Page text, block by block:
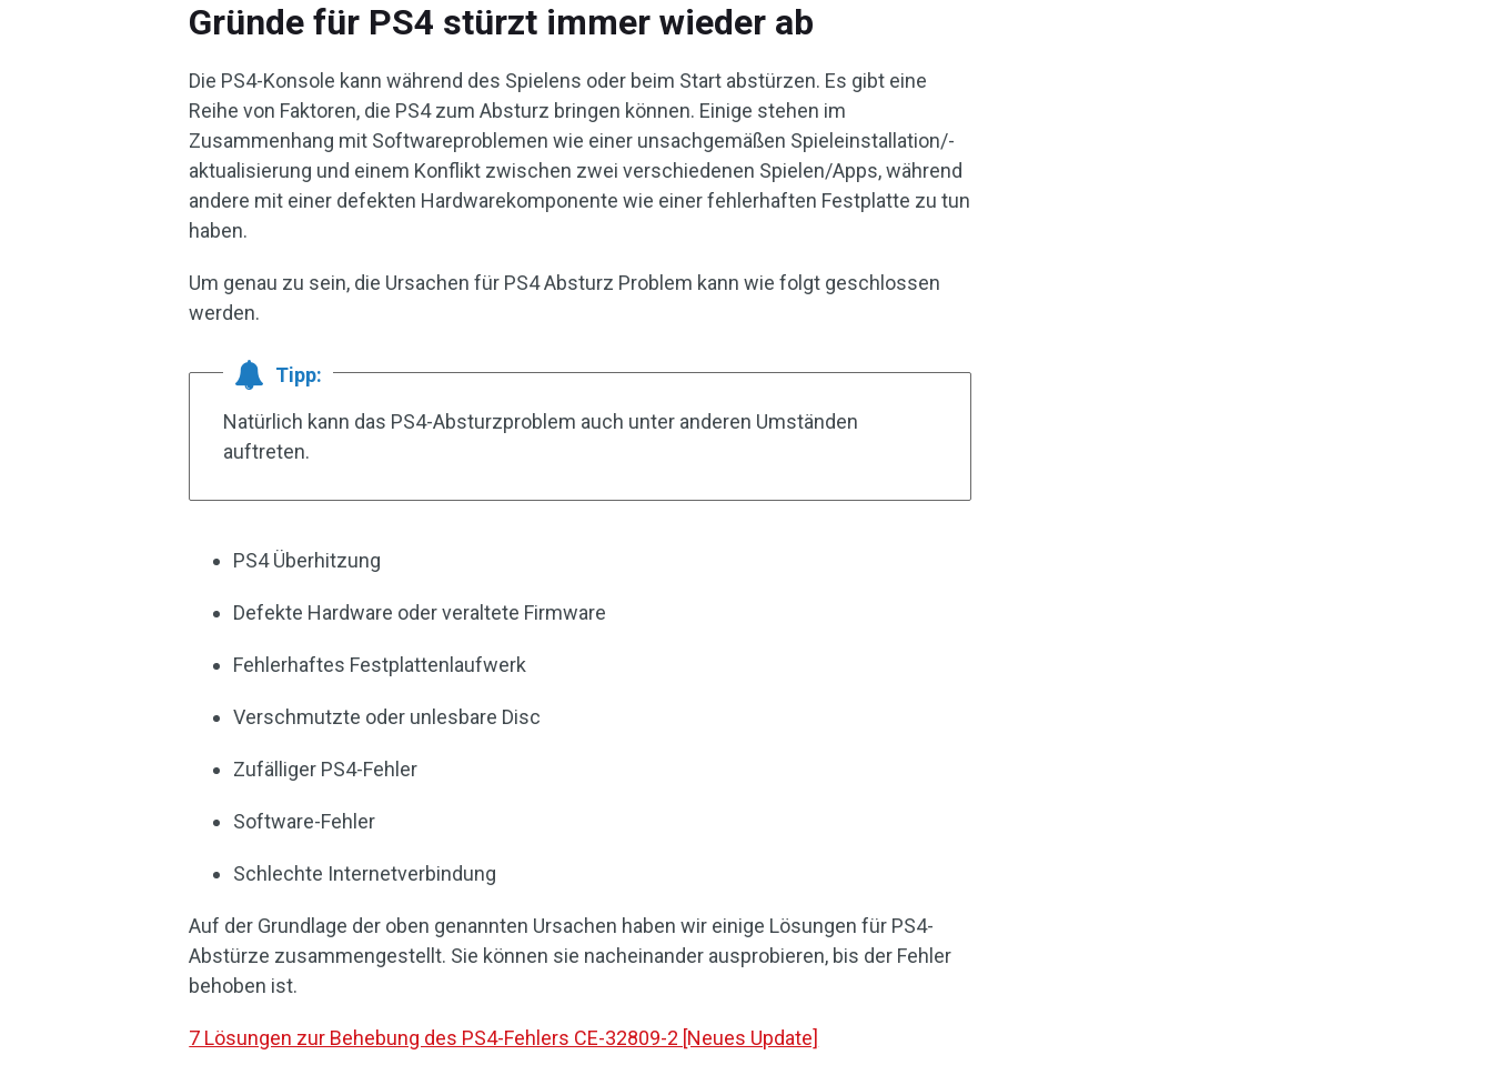
Gründe für PS4 stürzt immer wieder ab
Die PS4-Konsole kann während des Spielens oder beim Start abstürzen. Es gibt eine
Reihe von Faktoren, die PS4 zum Absturz bringen können. Einige stehen im
Zusammenhang mit Softwareproblemen wie einer unsachgemäßen Spieleinstallation/-
aktualisierung und einem Konflikt zwischen zwei verschiedenen Spielen/Apps, während
andere mit einer defekten Hardwarekomponente wie einer fehlerhaften Festplatte zu tun
haben.
Um genau zu sein, die Ursachen für PS4 Absturz Problem kann wie folgt geschlossen
werden.
Tipp:
Natürlich kann das PS4-Absturzproblem auch unter anderen Umständen
auftreten.
PS4 Überhitzung
Defekte Hardware oder veraltete Firmware
Fehlerhaftes Festplattenlaufwerk
Verschmutzte oder unlesbare Disc
Zufälliger PS4-Fehler
Software-Fehler
Schlechte Internetverbindung
Auf der Grundlage der oben genannten Ursachen haben wir einige Lösungen für PS4-
Abstürze zusammengestellt. Sie können sie nacheinander ausprobieren, bis der Fehler
behoben ist.
7 Lösungen zur Behebung des PS4-Fehlers CE-32809-2 [Neues Update]